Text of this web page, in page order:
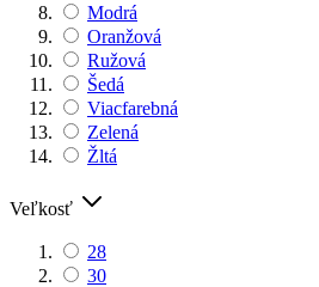
Modrá
Oranžová
Ružová
Šedá
Viacfarebná
Zelená
Žltá
Veľkosť
28
30